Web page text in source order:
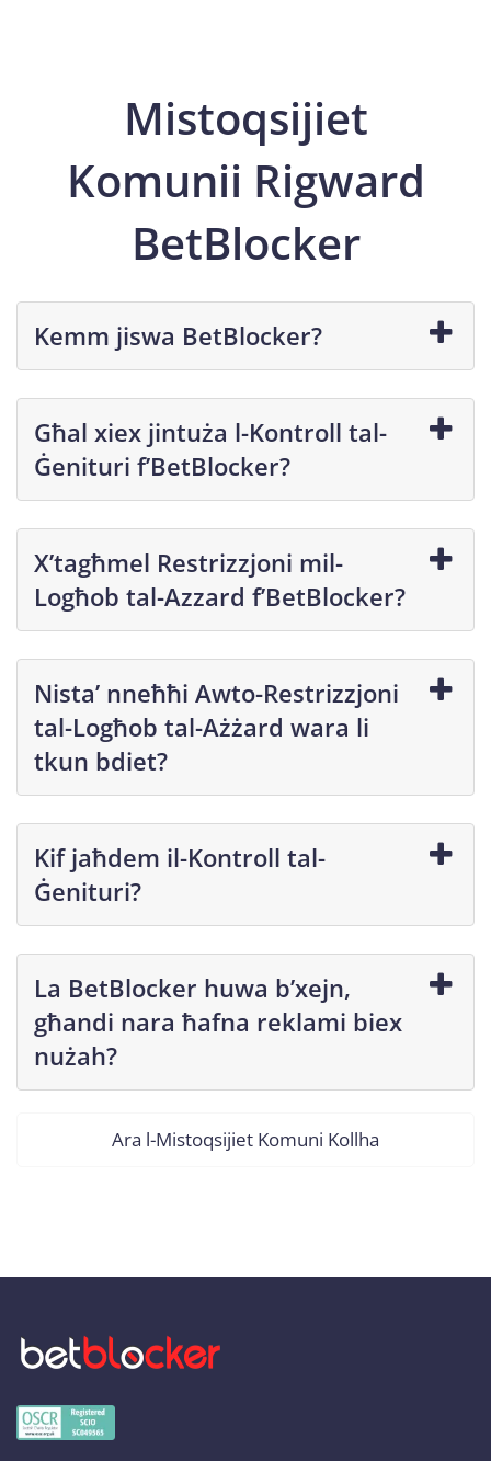
Mistoqsijiet
Komunii Rigward
BetBlocker
Kemm jiswa BetBlocker?
Għal xiex jintuża l-Kontroll tal-
Ġenituri f’BetBlocker?
X’tagħmel Restrizzjoni mil-
Logħob tal-Azzard f’BetBlocker?
Nista’ nneħħi Awto-Restrizzjoni
tal-Logħob tal-Ażżard wara li
tkun bdiet?
Kif jaħdem il-Kontroll tal-
Ġenituri?
La BetBlocker huwa b’xejn,
għandi nara ħafna reklami biex
nużah?
Ara l-Mistoqsijiet Komuni Kollha